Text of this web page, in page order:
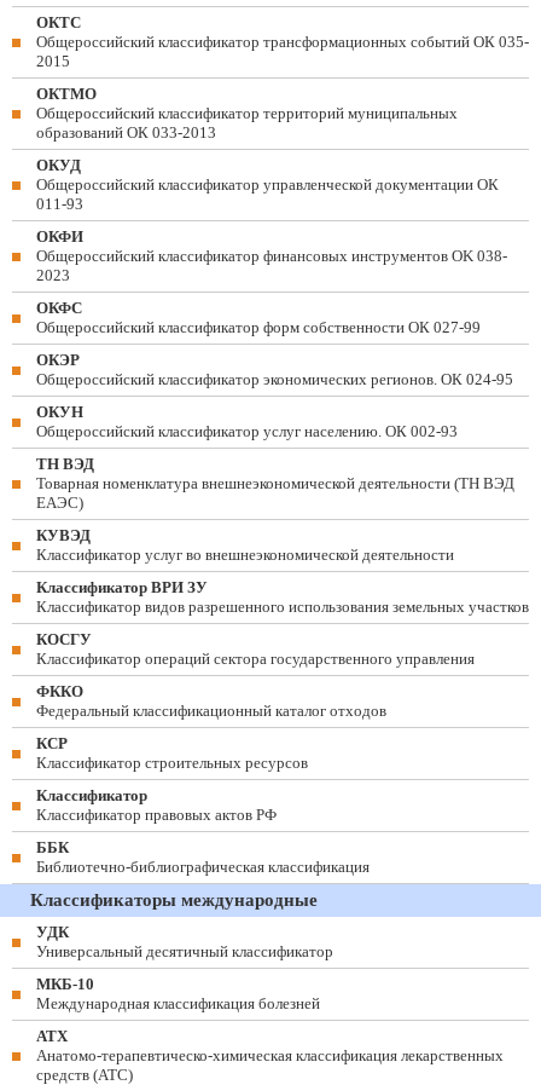
ОКТС
Общероссийский классификатор трансформационных событий ОК 035-
2015
ОКТМО
Общероссийский классификатор территорий муниципальных
образований ОК 033-2013
ОКУД
Общероссийский классификатор управленческой документации ОК
011-93
ОКФИ
Общероссийский классификатор финансовых инструментов OK 038-
2023
ОКФС
Общероссийский классификатор форм собственности ОК 027-99
ОКЭР
Общероссийский классификатор экономических регионов. ОК 024-95
ОКУН
Общероссийский классификатор услуг населению. ОК 002-93
ТН ВЭД
Товарная номенклатура внешнеэкономической деятельности (ТН ВЭД
ЕАЭС)
КУВЭД
Классификатор услуг во внешнеэкономической деятельности
Классификатор ВРИ ЗУ
Классификатор видов разрешенного использования земельных участков
КОСГУ
Классификатор операций сектора государственного управления
ФККО
Федеральный классификационный каталог отходов
КСР
Классификатор строительных ресурсов
Классификатор
Классификатор правовых актов РФ
ББК
Библиотечно-библиографическая классификация
Классификаторы международные
УДК
Универсальный десятичный классификатор
МКБ-10
Международная классификация болезней
АТХ
Анатомо-терапевтическо-химическая классификация лекарственных
средств (ATC)